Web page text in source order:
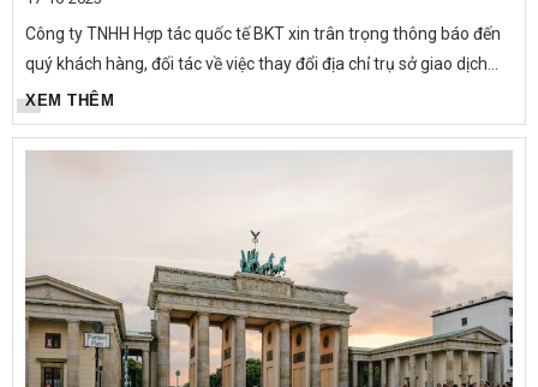
Công ty TNHH Hợp tác quốc tế BKT xin trân trọng thông báo đến
quý khách hàng, đối tác về việc thay đổi địa chỉ trụ sở giao dịch
(địa chỉ công ty) kể từ ngày 17 tháng 10 năm 2023 như...
XEM THÊM